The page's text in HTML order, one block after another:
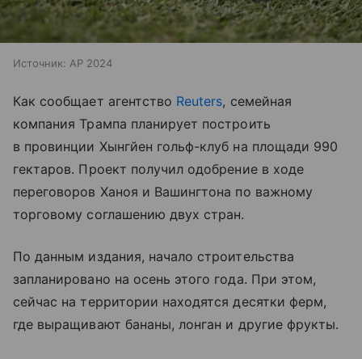
Источник: AP 2024
Как сообщает агентство Reuters, семейная
компания Трампа планирует построить
в провинции Хынгйен гольф-клуб на площади 990
гектаров. Проект получил одобрение в ходе
переговоров Ханоя и Вашингтона по важному
торговому соглашению двух стран.
По данным издания, начало строительства
запланировано на осень этого года. При этом,
сейчас на территории находятся десятки ферм,
где выращивают бананы, лонган и другие фрукты.